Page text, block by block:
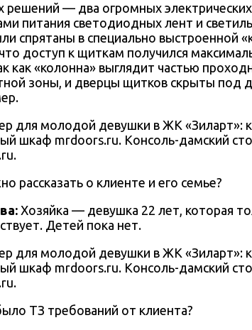
решений — два огромных
питания светодиодных лент и
спрятаны в специально выстроенной
доступ к щиткам получился
как «колонна» выглядит частью
зоны, и дверцы щитков скрыты под
шкаф mrdoors.ru. Консоль-дамский
рассказать о клиенте и его семье?
: Хозяйка — девушка 22 лет, которая
Детей пока нет.
шкаф mrdoors.ru. Консоль-дамский
ТЗ требований от клиента?